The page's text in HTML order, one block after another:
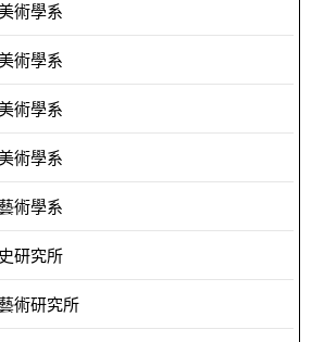
術學系
術學系
術學系
術學系
術學系
研究所
術研究所